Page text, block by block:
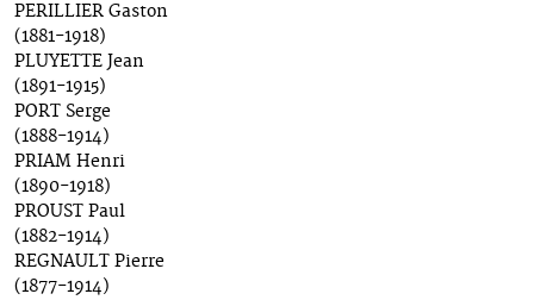
PERILLIER Gaston
(1881-1918)
PLUYETTE Jean
(1891-1915)
PORT Serge
(1888-1914)
PRIAM Henri
(1890-1918)
PROUST Paul
(1882-1914)
REGNAULT Pierre
(1877-1914)